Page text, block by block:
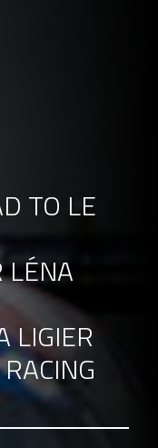
TO LE
LÉNA
LIGIER